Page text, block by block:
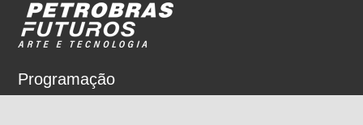
Programação